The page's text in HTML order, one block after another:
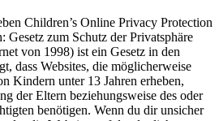
Children’s Online Privacy Protection
Gesetz zum Schutz der Privatsphäre
von 1998) ist ein Gesetz in den
dass Websites, die möglicherweise
Kindern unter 13 Jahren erheben,
der Eltern beziehungsweise des oder
benötigen. Wenn du dir unsicher